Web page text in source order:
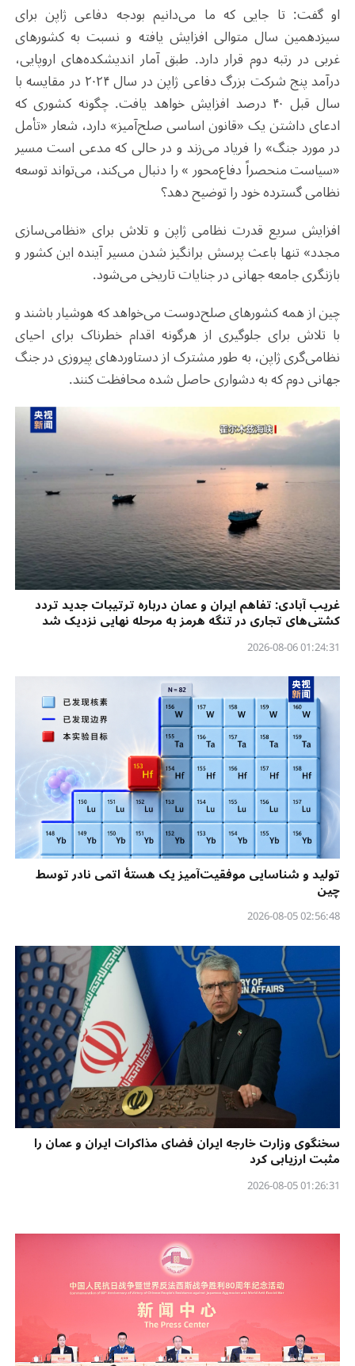
او گفت: تا جایی که ما می‌دانیم بودجه دفاعی ژاپن برای
سیزدهمین سال متوالی افزایش یافته و نسبت به کشورهای
غربی در رتبه دوم قرار دارد. طبق آمار اندیشکده‌های اروپایی،
درآمد پنج شرکت بزرگ دفاعی ژاپن در سال ۲۰۲۴ در مقایسه با
سال قبل ۴۰ درصد افزایش خواهد یافت. چگونه کشوری که
ادعای داشتن یک «قانون اساسی صلح‌آمیز» دارد، شعار «تأمل
در مورد جنگ» را فریاد می‌زند و در حالی که مدعی است مسیر
«سیاست منحصراً دفاع‌محور » را دنبال می‌کند، می‌تواند توسعه
نظامی گسترده خود را توضیح دهد؟
افزایش سریع قدرت نظامی ژاپن و تلاش برای «نظامی‌سازی
مجدد» تنها باعث پرسش برانگیز شدن مسیر آینده این کشور و
بازنگری جامعه جهانی در جنایات تاریخی می‌شود.
چین از همه کشورهای صلح‌دوست می‌خواهد که هوشیار باشند و
با تلاش برای جلوگیری از هرگونه اقدام خطرناک برای احیای
نظامی‌گری ژاپن، به طور مشترک از دستاوردهای پیروزی در جنگ
جهانی دوم که به دشواری حاصل شده محافظت کنند.
غریب آبادی: تفاهم ایران و عمان درباره ترتیبات جدید تردد
کشتی‌های تجاری در تنگه هرمز به مرحله نهایی نزدیک شد
01:24:31 2026-08-06
تولید و شناسایی موفقیت‌آمیز یک هستهٔ اتمی نادر توسط
چین
02:56:48 2026-08-05
سخنگوی وزارت خارجه ایران فضای مذاکرات ایران و عمان را
مثبت ارزیابی کرد
01:26:31 2026-08-05